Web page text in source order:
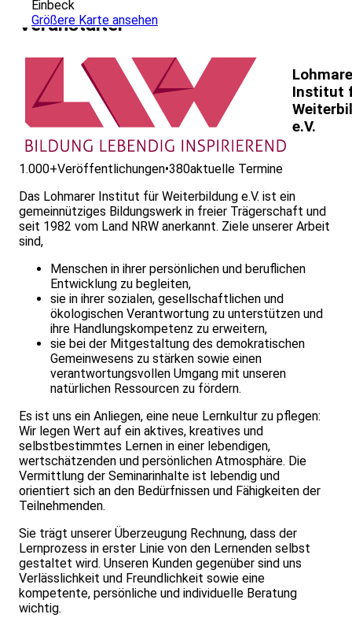
Einbeck
Größere Karte ansehen
Veranstalter
Institut
e.V.
1.000+Veröffentlichungen•380aktuelle Termine
Das Lohmarer Institut für Weiterbildung e.V. ist ein
gemeinnütziges Bildungswerk in freier Trägerschaft und
seit 1982 vom Land NRW anerkannt. Ziele unserer Arbeit
sind,
Menschen in ihrer persönlichen und beruflichen
Entwicklung zu begleiten,
sie in ihrer sozialen, gesellschaftlichen und
ökologischen Verantwortung zu unterstützen und
ihre Handlungskompetenz zu erweitern,
sie bei der Mitgestaltung des demokratischen
Gemeinwesens zu stärken sowie einen
verantwortungsvollen Umgang mit unseren
natürlichen Ressourcen zu fördern.
Es ist uns ein Anliegen, eine neue Lernkultur zu pflegen:
Wir legen Wert auf ein aktives, kreatives und
selbstbestimmtes Lernen in einer leben­digen,
wertschätzenden und persönlichen Atmosphäre. Die
Vermittlung der Seminarinhalte ist lebendig und
orientiert sich an den Bedürfnissen und Fähigkeiten der
Teilnehmenden.
Sie trägt unserer Überzeugung Rechnung, dass der
Lernprozess in erster Linie von den Lernenden selbst
gestaltet wird. Unseren Kunden gegenüber sind uns
Verlässlichkeit und Freundlichkeit sowie eine
kompetente, persönliche und individuelle Beratung
wichtig.